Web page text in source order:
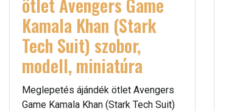
ötlet Avengers Game
Kamala Khan (Stark
Tech Suit) szobor,
modell, miniatúra
Meglepetés ájándék ötlet Avengers
Game Kamala Khan (Stark Tech Suit)